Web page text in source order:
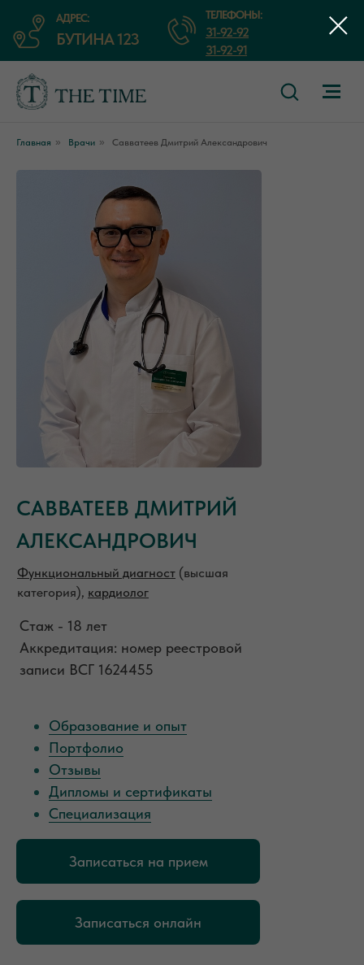
АДРЕС:
БУТИНА 123
ТЕЛЕФОНЫ:
31-92-92
31-92-91
Главная » Врачи » Савватеев Дмитрий Александрович
САВВАТЕЕВ ДМИТРИЙ
АЛЕКСАНДРОВИЧ
Функциональный диагност (высшая
категория), кардиолог
Стаж - 18 лет
Аккредитация: номер реестровой
записи ВСГ 1624455
Образование и опыт
Портфолио
Отзывы
Дипломы и сертификаты
Специализация
Записаться онлайн
Записаться на прием